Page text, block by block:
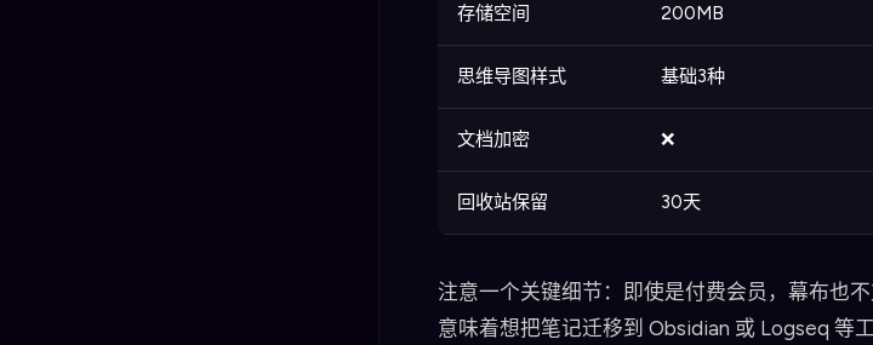
存储空间 200MB
思维导图样式 基础3种
文档加密 ❌
回收站保留 30天
注意一个关键细节：即使是付费会员，幕布也
意味着想把笔记迁移到 Obsidian 或 Logseq 等